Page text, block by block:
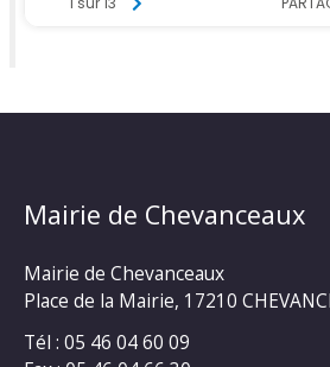
Mairie de Chevanceaux
Mairie de Chevanceaux
Place de la Mairie, 17210
Tél : 05 46 04 60 09